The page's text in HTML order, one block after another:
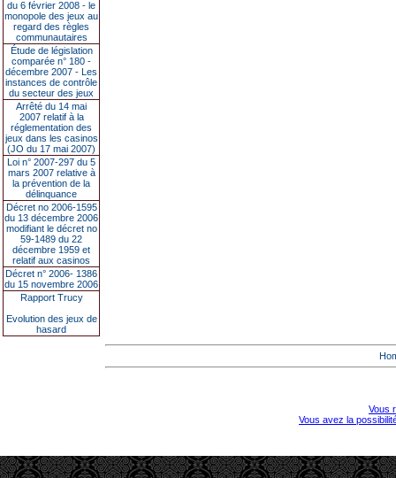
du 6 février 2008 - le
monopole des jeux au
regard des règles
communautaires
Étude de législation
comparée n° 180 -
décembre 2007 - Les
instances de contrôle
du secteur des jeux
Arrêté du 14 mai
2007 relatif à la
réglementation des
jeux dans les casinos
(JO du 17 mai 2007)
Loi n° 2007-297 du 5
mars 2007 relative à
la prévention de la
délinquance
Décret no 2006-1595
du 13 décembre 2006
modifiant le décret no
59-1489 du 22
décembre 1959 et
relatif aux casinos
Décret n° 2006- 1386
du 15 novembre 2006
Rapport Trucy
Evolution des jeux de
hasard
Vous
Vous avez la